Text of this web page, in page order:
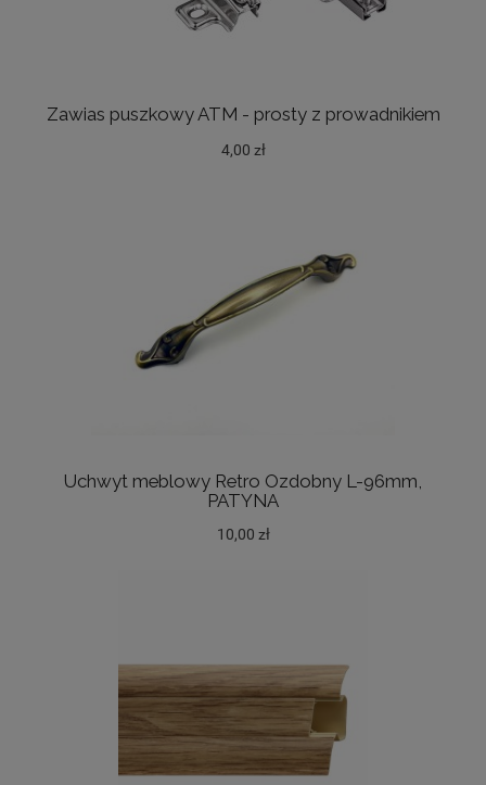
Zawias puszkowy ATM - prosty z prowadnikiem
4,00 zł
Uchwyt meblowy Retro Ozdobny L-96mm,
PATYNA
10,00 zł